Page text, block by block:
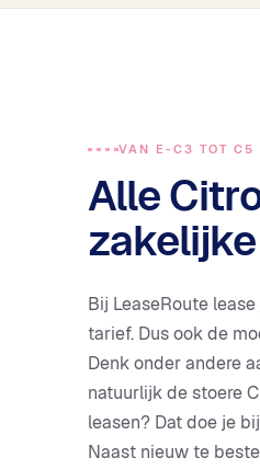
VAN E-C3 TOT C5
Alle
Bij LeaseRoute
tarief. Dus ook de
Denk onder andere
natuurlijk de stoere
leasen? Dat doe je
Naast nieuw te